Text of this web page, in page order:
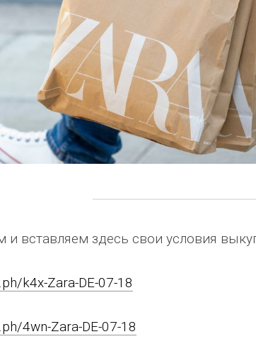
и вставляем здесь свои условия
k4x-Zara-DE-07-18
4wn-Zara-DE-07-18